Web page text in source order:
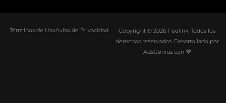
Términos de UsoAviso de Privacidad
Copyright © 2026 Feelink, Todos los
derechos reservados. Desarrollado por
AdsGenius con 💜